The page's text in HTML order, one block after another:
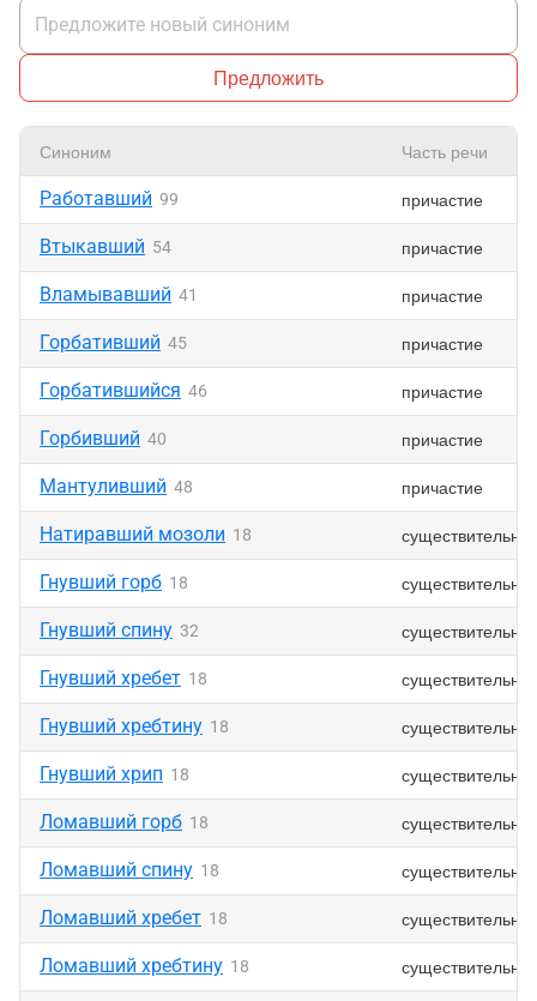
Предложить
Синоним Часть речи
Работавший 99 причастие
Втыкавший 54 причастие
Вламывавший 41 причастие
Горбативший 45 причастие
Горбатившийся 46 причастие
Горбивший 40 причастие
Мантуливший 48 причастие
Натиравший мозоли 18
Гнувший горб 18
Гнувший спину 32
Гнувший хребет 18
Гнувший хребтину 18
Гнувший хрип 18
Ломавший горб 18
Ломавший спину 18
Ломавший хребет 18
Ломавший хребтину 18